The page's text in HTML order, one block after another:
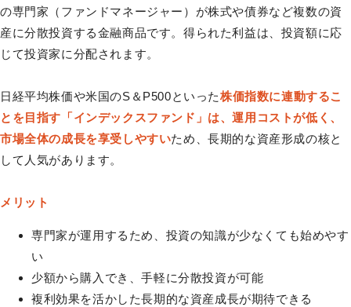
の専門家（ファンドマネージャー）が株式や債券など複数の資
産に分散投資する金融商品です。得られた利益は、投資額に応
じて投資家に分配されます。
日経平均株価や米国のS＆P500といった株価指数に連動するこ
とを目指す「インデックスファンド」は、運用コストが低く、
市場全体の成長を享受しやすいため、長期的な資産形成の核と
して人気があります。
メリット
専門家が運用するため、投資の知識が少なくても始めやす
い
少額から購入でき、手軽に分散投資が可能
複利効果を活かした長期的な資産成長が期待できる